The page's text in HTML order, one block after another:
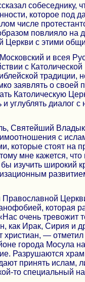
собеседнику,
которое под
числе
повлияло на
Церкви с этими
и всея
с
традиции,
заявлять о
Католическую
углублять диалог
Святейший
с
которые стоят на
мне кажется,
изучить широкий
Православной
которая
очень тревожит
как Ирак, Сирия и
христиан, —
города Мосула
Разрушаются
принять ислам,
то специальный